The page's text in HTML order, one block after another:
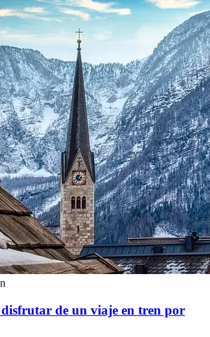
disfrutar de un viaje en tren por